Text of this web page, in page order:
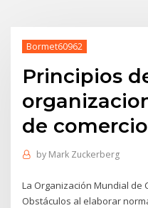
Bormet60962
Principios
de
by Mark Zuckerberg
La Organización Mundial de
Obstáculos al elaborar